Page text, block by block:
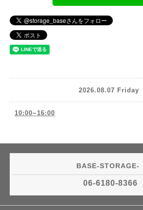
2026.08.07 Friday
10:00~16:00
BASE-STORAGE-
06-6180-8366